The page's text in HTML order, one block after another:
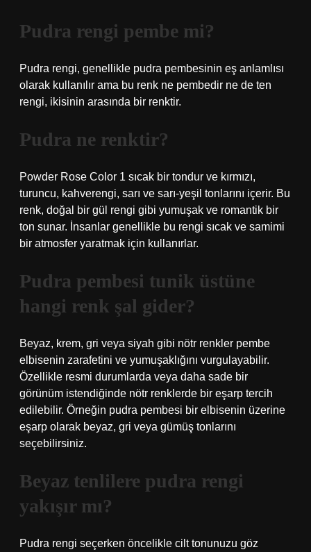
Pudra rengi pembe mi?
Pudra rengi, genellikle pudra pembesinin eş anlamlısı
olarak kullanılır ama bu renk ne pembedir ne de ten
rengi, ikisinin arasında bir renktir.
Pudra ne renktir?
Powder Rose Color 1 sıcak bir tondur ve kırmızı,
turuncu, kahverengi, sarı ve sarı-yeşil tonlarını içerir. Bu
renk, doğal bir gül rengi gibi yumuşak ve romantik bir
ton sunar. İnsanlar genellikle bu rengi sıcak ve samimi
bir atmosfer yaratmak için kullanırlar.
Pudra pembesi tunik üstüne
hangi renk şal gider?
Beyaz, krem, gri veya siyah gibi nötr renkler pembe
elbisenin zarafetini ve yumuşaklığını vurgulayabilir.
Özellikle resmi durumlarda veya daha sade bir
görünüm istendiğinde nötr renklerde bir eşarp tercih
edilebilir. Örneğin pudra pembesi bir elbisenin üzerine
eşarp olarak beyaz, gri veya gümüş tonlarını
seçebilirsiniz.
Beyaz tenlilere pudra rengi
yakışır mı?
Pudra rengi seçerken öncelikle cilt tonunuzu göz